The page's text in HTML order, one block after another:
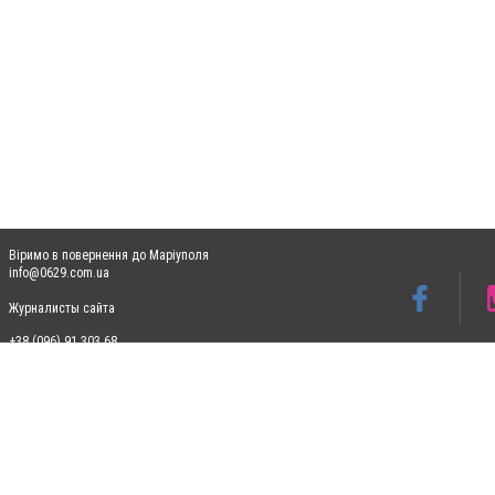
Віримо в повернення до Маріуполя
info@0629.com.ua
Журналисты сайта
+38 (096) 91 303 68